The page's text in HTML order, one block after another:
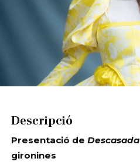
Descripció
Presentació de Descasada
gironines